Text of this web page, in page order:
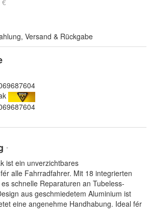
€
Versand & Rückgabe
*
ist ein unverzichtbares
alle Fahrradfahrer. Mit 18 integrierten
schnelle Reparaturen an Tubeless-
aus geschmiedetem Aluminium ist
eine angenehme Handhabung. Ideal fér